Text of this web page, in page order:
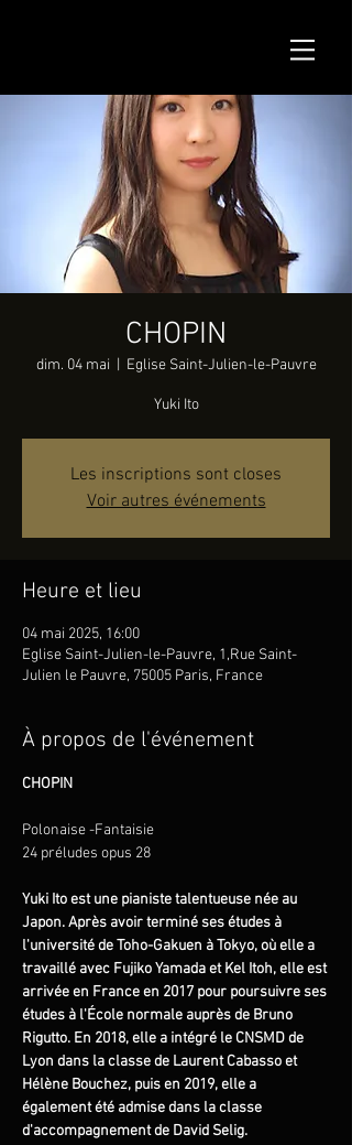
CHOPIN
dim. 04 mai Eglise Saint-Julien-le-Pauvre
Yuki Ito
Les inscriptions sont closes
Voir autres événements
Heure et lieu
04 mai 2025, 16:00
Eglise Saint-Julien-le-Pauvre, 1,Rue Saint-
Julien le Pauvre, 75005 Paris, France
À propos de l'événement
CHOPIN
Polonaise -Fantaisie
24 préludes opus 28
Yuki Ito est une pianiste talentueuse née au
Japon. Après avoir terminé ses études à
l'université de Toho-Gakuen à Tokyo, où elle a
travaillé avec Fujiko Yamada et Kel Itoh, elle est
arrivée en France en 2017 pour poursuivre ses
études à l'École normale auprès de Bruno
Rigutto. En 2018, elle a intégré le CNSMD de
Lyon dans la classe de Laurent Cabasso et
Hélène Bouchez, puis en 2019, elle a
également été admise dans la classe
d'accompagnement de David Selig.